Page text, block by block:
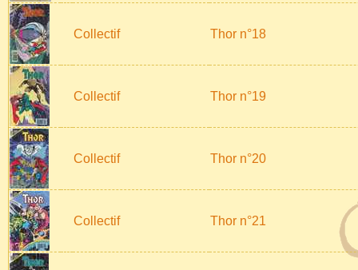
Collectif Thor n°18
Collectif Thor n°19
Collectif Thor n°20
Collectif Thor n°21